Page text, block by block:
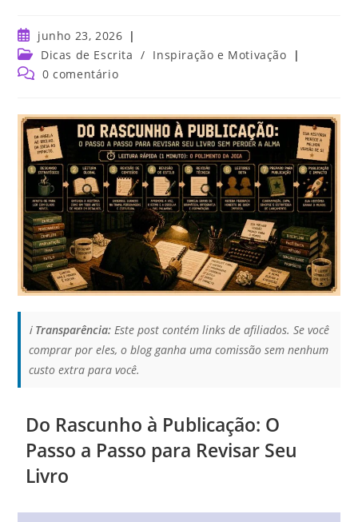
junho 23, 2026
Dicas de Escrita / Inspiração e Motivação
0 comentário
ℹ️ Transparência: Este post contém links de afiliados. Se você
comprar por eles, o blog ganha uma comissão sem nenhum
custo extra para você.
Do Rascunho à Publicação: O
Passo a Passo para Revisar Seu
Livro